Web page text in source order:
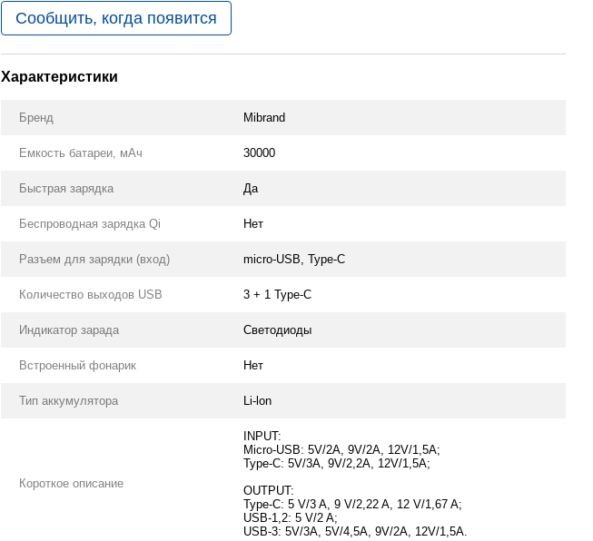
Сообщить, когда появится
Характеристики
Бренд Mibrand
Емкость батареи, мАч 30000
Быстрая зарядка Да
Беспроводная зарядка Qi Нет
Разъем для зарядки (вход) micro-USB, Type-C
Количество выходов USB 3 + 1 Type-C
Индикатор зарада Светодиоды
Встроенный фонарик Нет
Тип аккумулятора Li-lon
Короткое описание
INPUT:
Micro-USB: 5V/2A, 9V/2A, 12V/1,5A;
Type-C: 5V/3A, 9V/2,2A, 12V/1,5A;
OUTPUT:
Type-C: 5 V/3 A, 9 V/2,22 A, 12 V/1,67 A;
USB-1,2: 5 V/2 A;
USB-3: 5V/3A, 5V/4,5A, 9V/2A, 12V/1,5A.